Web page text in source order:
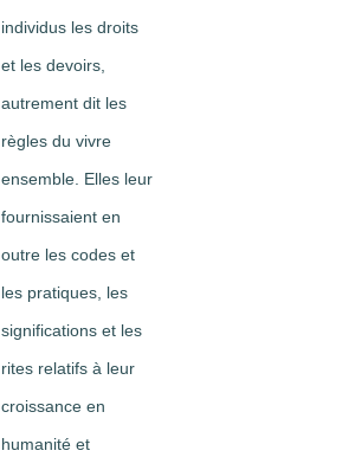
individus les droits
et les devoirs,
autrement dit les
règles du vivre
ensemble. Elles leur
fournissaient en
outre les codes et
les pratiques, les
significations et les
rites relatifs à leur
croissance en
humanité et